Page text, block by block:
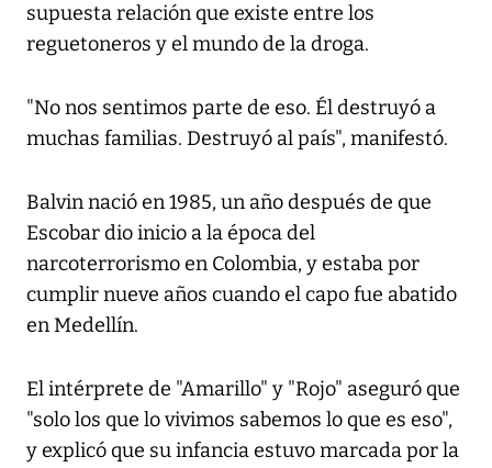
supuesta relación que existe entre los
reguetoneros y el mundo de la droga.
"No nos sentimos parte de eso. Él destruyó a
muchas familias. Destruyó al país", manifestó.
Balvin nació en 1985, un año después de que
Escobar dio inicio a la época del
narcoterrorismo en Colombia, y estaba por
cumplir nueve años cuando el capo fue abatido
en Medellín.
El intérprete de "Amarillo" y "Rojo" aseguró que
"solo los que lo vivimos sabemos lo que es eso",
y explicó que su infancia estuvo marcada por la